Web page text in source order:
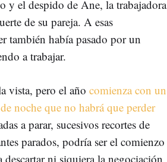
y el despido de Ane, la trabajadora
de su pareja. A esas
también había pasado por un
a trabajar.
vista, pero el año comienza con un
noche que no habrá que perder
a parar, sucesivos recortes de
parados, podría ser el comienzo
ni siquiera la negociación